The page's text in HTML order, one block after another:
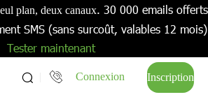
plan, deux canaux. 30 000 emails offerts
SMS (sans surcoût, valables 12 mois)
Tester maintenant
Connexion Inscription